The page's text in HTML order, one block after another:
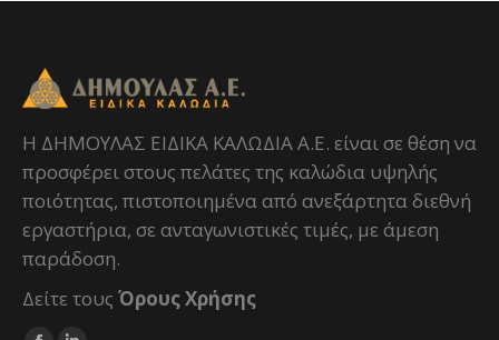
H ΔΗΜΟΥΛΑΣ ΕΙΔΙΚΑ ΚΑΛΩΔΙΑ Α.Ε. είναι σε θέση να
προσφέρει στους πελάτες της καλώδια υψηλής
ποιότητας, πιστοποιημένα από ανεξάρτητα διεθνή
εργαστήρια, σε ανταγωνιστικές τιμές, με άμεση
παράδοση.
Δείτε τους Όρους Χρήσης